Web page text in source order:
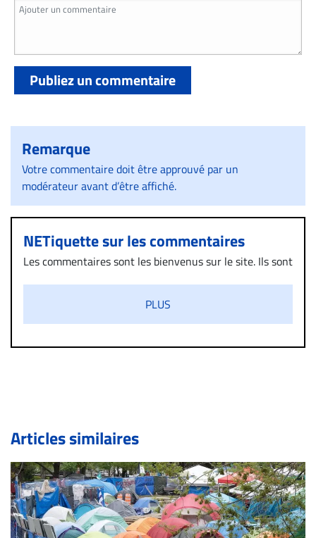
Publiez un commentaire
Remarque
Votre commentaire doit être approuvé par un
modérateur avant d’être affiché.
NETiquette sur les commentaires
Les commentaires sont les bienvenus sur le site. Ils sont
diffamatoire. Si malgré cette politique de modération,
un commentaire publié sur le site vous dérange, prenez
immédiatement contact par courriel (info@droit-
de validation, un droit de réponse.
Bien à vous,
La Rédaction de Droit-inc.com
PLUS
Articles similaires